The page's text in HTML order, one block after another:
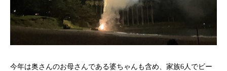
今年は奥さんのお母さんである婆ちゃんも含め、家族6人でビー